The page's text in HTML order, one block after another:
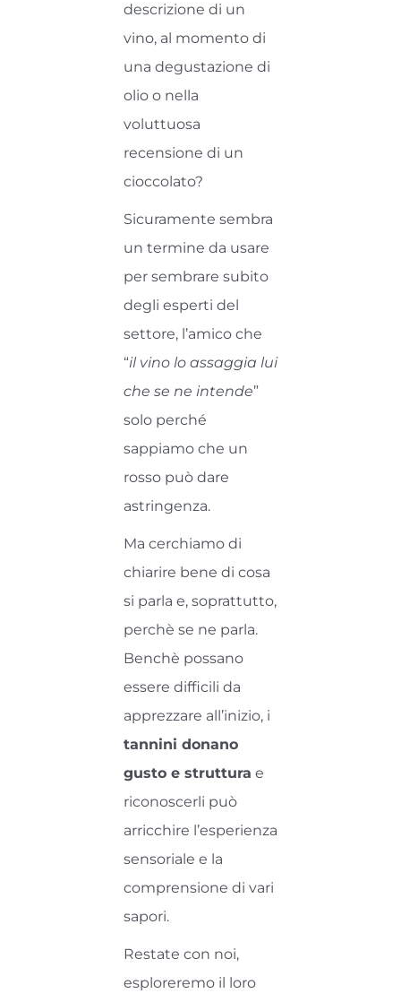
descrizione di un
vino, al momento di
una degustazione di
olio o nella
voluttuosa
recensione di un
cioccolato?
Sicuramente sembra
un termine da usare
per sembrare subito
degli esperti del
settore, l’amico che
“il vino lo assaggia lui
che se ne intende”
solo perché
sappiamo che un
rosso può dare
astringenza.
Ma cerchiamo di
chiarire bene di cosa
si parla e, soprattutto,
perchè se ne parla.
Benchè possano
essere difficili da
apprezzare all’inizio, i
tannini donano
gusto e struttura e
riconoscerli può
arricchire l’esperienza
sensoriale e la
comprensione di vari
sapori.
Restate con noi,
esploreremo il loro